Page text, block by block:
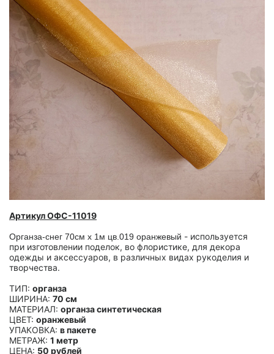
Артикул ОФС-11019
Органза-снег 70см х 1м цв.019 оранжевый - используется
при изготовлении поделок, во флористике, для декора
одежды и аксессуаров, в различных видах рукоделия и
творчества.
ТИП: органза
ШИРИНА: 70 см
МАТЕРИАЛ: органза синтетическая
ЦВЕТ: оранжевый
УПАКОВКА: в пакете
МЕТРАЖ: 1 метр
ЦЕНА: 50 рублей